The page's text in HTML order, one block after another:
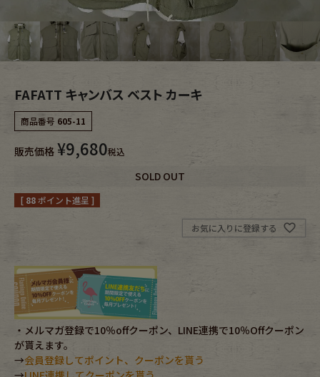
Tops Outer
Bottoms
レディース商品カテゴリーから探す
Tops
Kidswear
小物・アクセサリーから探す
Eye Wear
Bag
FAFATT キャンバス ベスト カーキ
商品番号 605-11
販売価格 ¥9,680税込
SOLD OUT
[ 88ポイント進呈 ]
お気に入りに登録する
・メルマガ登録で10％offクーポン、LINE連携で10％Offクーポン
が貰えます。
→会員登録してポイント、クーポンを貰う